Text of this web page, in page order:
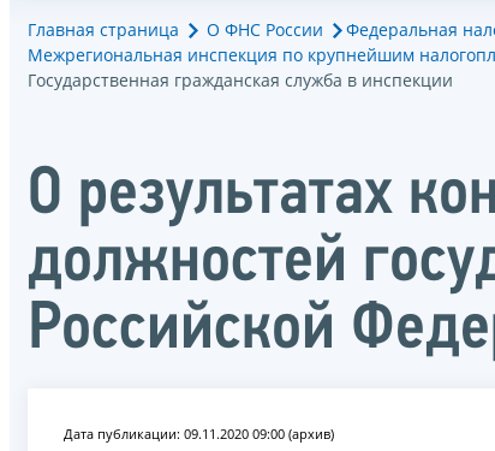
Главная страница О ФНС России Федеральная
Межрегиональная инспекция по крупнейшим
Государственная гражданская служба в инспекции
О результатах
должностей
Российской
Дата публикации: 09.11.2020 09:00 (архив)